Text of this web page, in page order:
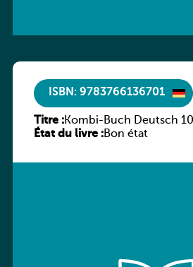
ISBN: 9783766136701
Titre :Kombi-Buch Deutsch
Sprachbuch
État du livre :Bon état